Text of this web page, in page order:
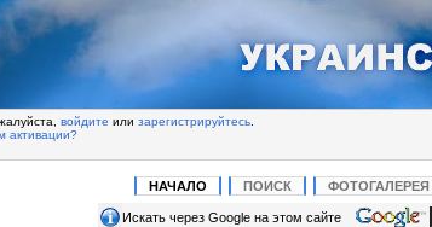
войдите или зарегистрируйтесь.
активации?
НАЧАЛО ПОИСК ФОТОГАЛЕРЕЯ
Искать через Google на этом сайте